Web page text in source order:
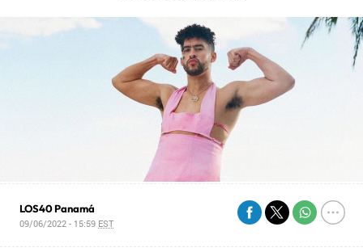
LOS40 Panamá
09/06/2022 - 15:59 EST